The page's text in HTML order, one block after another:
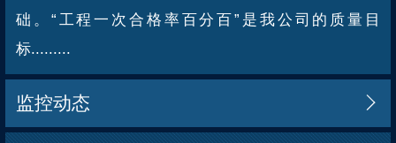
础。“工程一次合格率百分百”是我公司的质量目
标.........
监控动态 